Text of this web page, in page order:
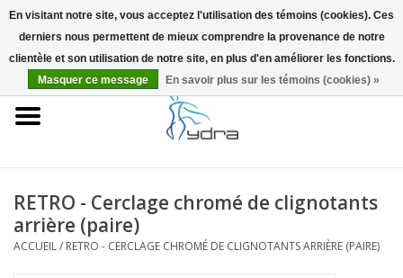
EUR
Accueil
Infos
RETRO - Cerclage chromé de clignotants
arrière (paire)
ACCUEIL/ RETRO - CERCLAGE CHROMÉ DE CLIGNOTANTS ARRIÈRE (PAIRE)
En visitant notre site, vous acceptez l'utilisation des témoins (cookies). Ces
derniers nous permettent de mieux comprendre la provenance de notre
clientèle et son utilisation de notre site, en plus d'en améliorer les fonctions.
Masquer ce message
En savoir plus sur les témoins (cookies) »